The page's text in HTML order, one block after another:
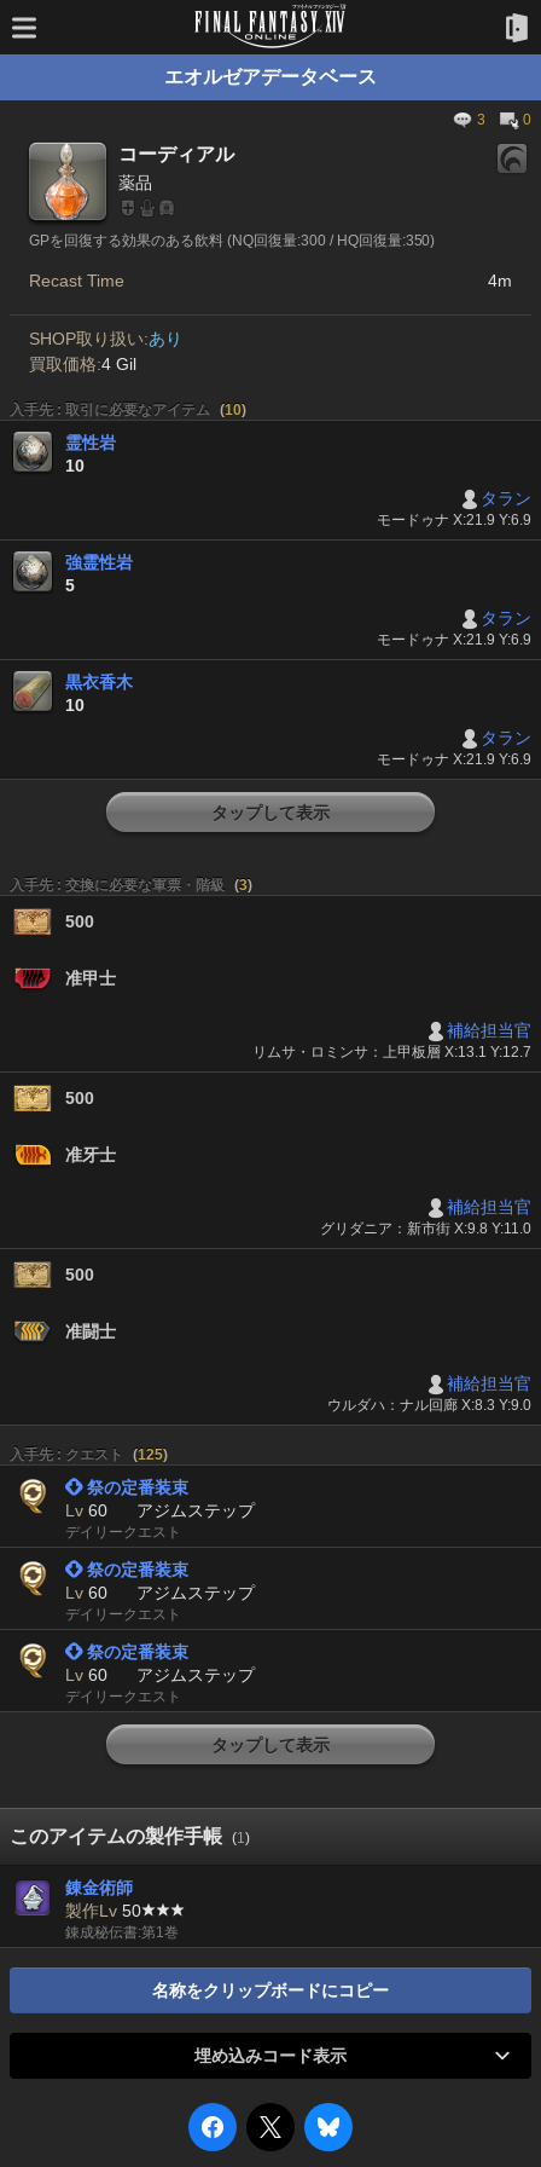
エオルゼアデータベース
3 0
コーディアル
薬品
GPを回復する効果のある飲料 (NQ回復量:300 / HQ回復量:350)
Recast Time 4m
SHOP取り扱い:あり
買取価格:4 Gil
入手先 : 取引に必要なアイテム (10)
霊性岩
10
タラン
モードゥナ X:21.9 Y:6.9
強霊性岩
5
タラン
モードゥナ X:21.9 Y:6.9
黒衣香木
10
タラン
モードゥナ X:21.9 Y:6.9
タップして表示
入手先 : 交換に必要な軍票・階級 (3)
500
准甲士
補給担当官
リムサ・ロミンサ：上甲板層 X:13.1 Y:12.7
500
准牙士
補給担当官
グリダニア：新市街 X:9.8 Y:11.0
500
准闘士
補給担当官
ウルダハ：ナル回廊 X:8.3 Y:9.0
入手先 : クエスト (125)
 祭の定番装束
Lv 60 アジムステップ
デイリークエスト
 祭の定番装束
Lv 60 アジムステップ
デイリークエスト
 祭の定番装束
Lv 60 アジムステップ
デイリークエスト
タップして表示
このアイテムの製作手帳 (1)
錬金術師
製作Lv 50
錬成秘伝書:第1巻
名称をクリップボードにコピー
埋め込みコード表示